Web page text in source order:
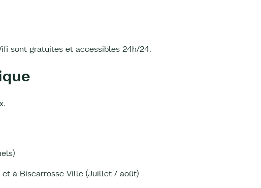
sont gratuites et accessibles 24h/24.
et à Biscarrosse Ville (Juillet / août)